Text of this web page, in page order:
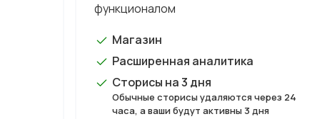
функционалом
Магазин
Расширенная аналитика
Сторисы на 3 дня
Обычные сторисы удаляются через 24
часа, а ваши будут активны 3 дня